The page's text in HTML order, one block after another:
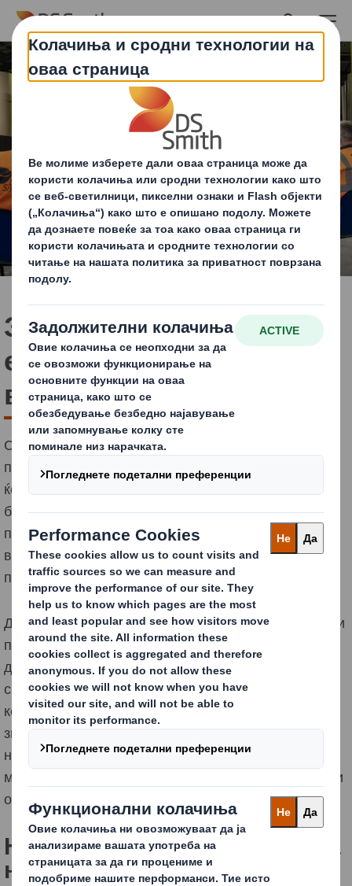
Skip to main content
Зошто циркуларната
економија е најдобра за
вашиот бизнис?
Сите индикатори насочуваат на тоа дека
потрошувачите ќе купуваат повеќе, инвеститорите
ќе инвестираат повеќе и најдобрите работници ќе
бидат привлечени од организации кои ќе се
префрлат на циркуларната економија. Каде и да е
вашиот бизнис на тоа патување, ние можеме да ви
помогнеме.
Движењето кон циркуларна економија ќе има големи
придобивки за бизнисот во сите аспекти на негово
делување. Подобрување на безбедноста на
снабдувањето со суровини, зголемување на
конкурентноста, стимулирање на иновациите,
зголемување на продажбата и привлекување на
најдобрите работници на новоотворените работни
места. Не заборавајќи го притисокот што ќе отстрани
од нашата планета.
Ние сме експерти во областа
на одржливи решенија